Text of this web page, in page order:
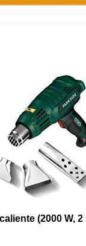
(2000 W,